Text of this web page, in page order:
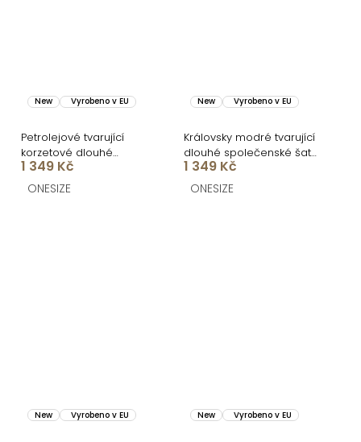
New Vyrobeno v EU
Petrolejové tvarující
korzetové dlouhé
společenské šaty
FRUESTA
1 349 Kč
ONESIZE
New Vyrobeno v EU
Královsky modré tvarující
dlouhé společenské šaty
FRUESTA
1 349 Kč
ONESIZE
New Vyrobeno v EU New Vyrobeno v EU